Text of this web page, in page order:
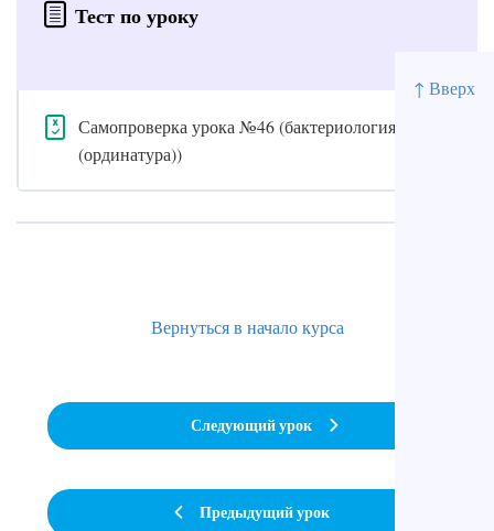
↑ Вверх
Тест по уроку
Самопроверка урока №46 (бактериология
(ординатура))
Предыдущий урок
Вернуться в начало курса
Следующий урок